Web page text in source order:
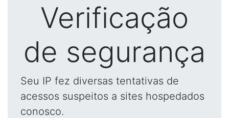
Verificação
de segurança
Seu IP fez diversas tentativas de
acessos suspeitos a sites hospedados
conosco.